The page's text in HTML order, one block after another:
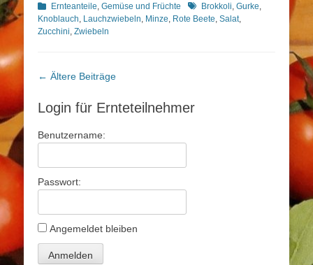
Kategorien
Ernteanteile, Gemüse und Früchte Schlagworte
Brokkoli, Gurke,
Knoblauch, Lauchzwiebeln, Minze, Rote Beete, Salat,
Zucchini, Zwiebeln
Beitragsnavigation
← Ältere Beiträge
Login für Ernteteilnehmer
Benutzername:
Passwort:
Angemeldet bleiben
Anmelden